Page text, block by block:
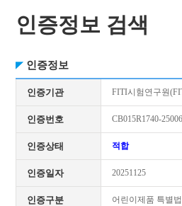
인증정보 검색
인증정보
인증기관 FITI시험연구원
인증번호 CB015R1740-25006
인증상태 적합
인증일자 20251125
인증구분 어린이제품 특별